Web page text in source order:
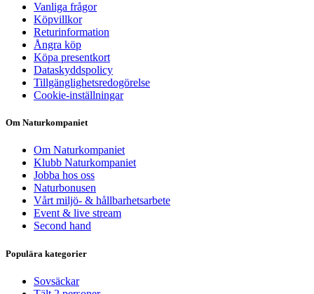
Vanliga frågor
Köpvillkor
Returinformation
Ångra köp
Köpa presentkort
Dataskyddspolicy
Tillgänglighetsredogörelse
Cookie-inställningar
Om Naturkompaniet
Om Naturkompaniet
Klubb Naturkompaniet
Jobba hos oss
Naturbonusen
Vårt miljö- & hållbarhetsarbete
Event & live stream
Second hand
Populära kategorier
Sovsäckar